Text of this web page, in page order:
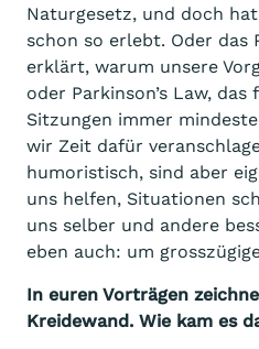
Naturgesetz, und doch
schon so erlebt. Oder das
erklärt, warum unsere
oder Parkinson’s Law,
Sitzungen immer
wir Zeit dafür
humoristisch, sind aber
uns helfen, Situationen
uns selber und andere
eben auch: um
In euren Vorträgen
Kreidewand. Wie kam es